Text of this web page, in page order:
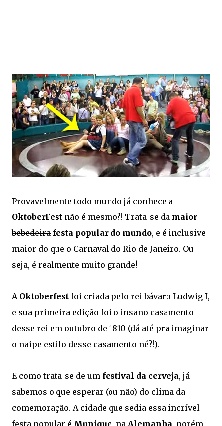
Provavelmente todo mundo já conhece a
OktoberFest não é mesmo?! Trata-se da maior
bebedeira festa popular do mundo, e é inclusive
maior do que o Carnaval do Rio de Janeiro. Ou
seja, é realmente muito grande!
A Oktoberfest foi criada pelo rei bávaro Ludwig I,
e sua primeira edição foi o insano casamento
desse rei em outubro de 1810 (dá até pra imaginar
o naipe estilo desse casamento né?!).
E como trata-se de um festival da cerveja, já
sabemos o que esperar (ou não) do clima da
comemoração. A cidade que sedia essa incrível
festa popular é Munique, na Alemanha, porém